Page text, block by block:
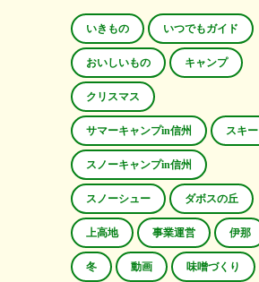
いきもの いつでもガイド
おいしいもの キャンプ
クリスマス
サマーキャンプin信州 スキー
スノーキャンプin信州
スノーシュー ダボスの丘
上高地 事業運営 伊那
冬 動画 味噌づくり